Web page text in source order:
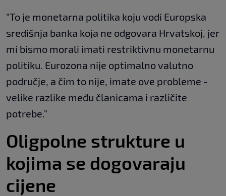
"To je monetarna politika koju vodi Europska
središnja banka koja ne odgovara Hrvatskoj, jer
mi bismo morali imati restriktivnu monetarnu
politiku. Eurozona nije optimalno valutno
područje, a čim to nije, imate ove probleme -
velike razlike među članicama i različite
potrebe."
Oligpolne strukture u
kojima se dogovaraju
cijene